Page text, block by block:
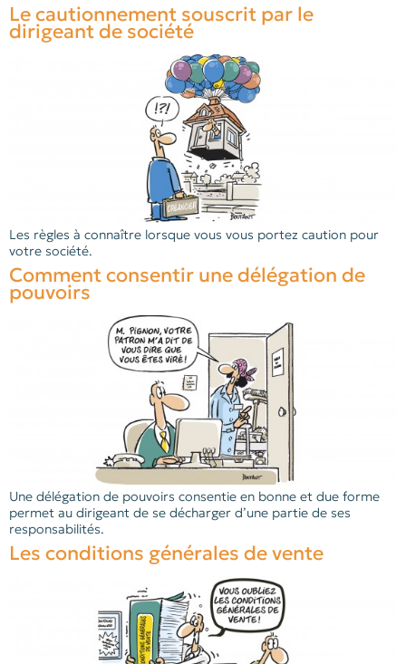
Le cautionnement souscrit par le
dirigeant de société
Les règles à connaître lorsque vous vous portez caution pour
votre société.
Comment consentir une délégation de
pouvoirs
Une délégation de pouvoirs consentie en bonne et due forme
permet au dirigeant de se décharger d’une partie de ses
responsabilités.
Les conditions générales de vente